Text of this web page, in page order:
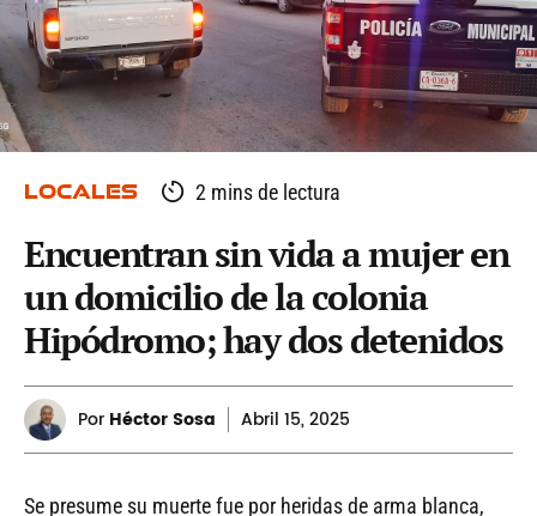
LOCALES 2 mins de lectura
Encuentran sin vida a mujer en
un domicilio de la colonia
Hipódromo; hay dos detenidos
Por Héctor Sosa Abril 15, 2025
Se presume su muerte fue por heridas de arma blanca,